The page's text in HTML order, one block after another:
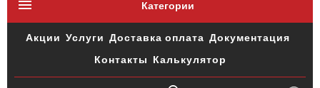
Категории
Акции Услуги Доставка оплата Документация
Контакты Калькулятор